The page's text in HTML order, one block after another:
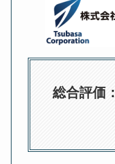
総合評価：